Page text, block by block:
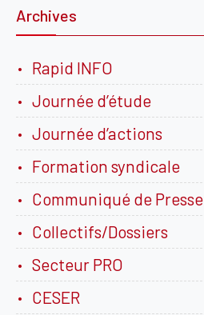
Archives
Rapid INFO
Journée d’étude
Journée d’actions
Formation syndicale
Communiqué de Presse
Collectifs/Dossiers
Secteur PRO
CESER